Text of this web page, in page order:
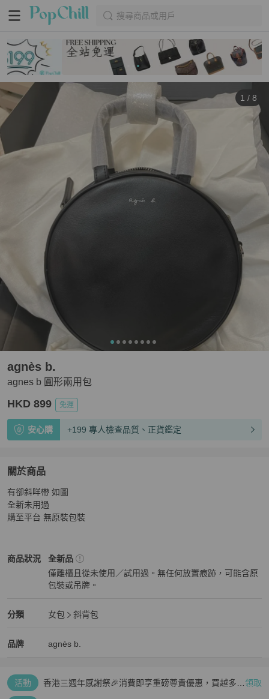
搜尋商品或用戶
1 / 8
agnes b 圓形兩用包
agnès b.
HKD 899 免運
安心購 +199 專人檢查品質、正貨鑑定
關於商品
關於agnes b 圓形兩用包
有卻斜咩帶 如圖
全新未用過
購至平台 無原裝包裝
商品狀況
agnès b.女包商品狀態與細節
全新品
僅離櫃且從未使用／試用過。無任何放置痕跡，可能含原
包裝或吊牌。
分類
agnès b. 女包分類資訊
女包
斜背包
品牌
agnès b. 精品女包 品牌介紹
agnès b.
agnès b. 推薦清單
活動
香港三週年感謝祭🎉消費即享重磅尊貴優惠，買越多、 領取